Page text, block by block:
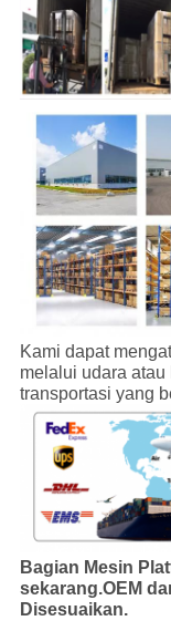
Kami dapat
melalui udara
transportasi yang
Bagian Mesin
sekarang.OEM
Disesuaikan.